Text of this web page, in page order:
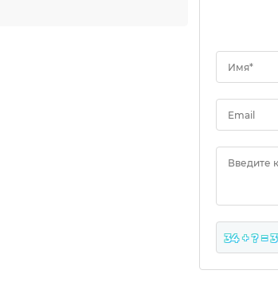
Имя*
Email
Введите
34 + ? =